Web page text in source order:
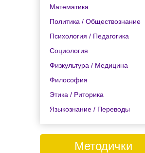
Математика
Политика / Обществознание
Психология / Педагогика
Социология
Физкультура / Медицина
Философия
Этика / Риторика
Языкознание / Переводы
Методички